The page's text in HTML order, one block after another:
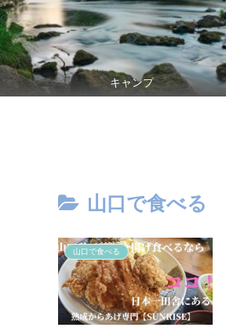
キャンプ
山口で食べる
山口で食べる